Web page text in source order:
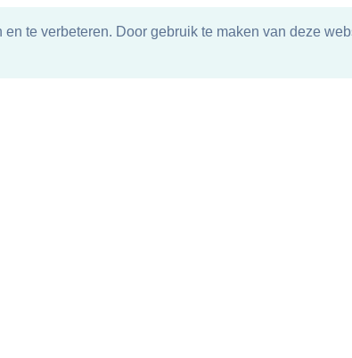
te verbeteren. Door gebruik te maken van deze